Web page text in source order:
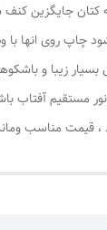
کتان جایگزین
چاپ روی انها با
زیبا و
مستقیم
مناسب